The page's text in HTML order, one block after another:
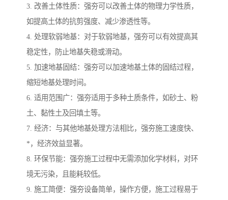
3. 改善土体性质：强夯可以改善土体的物理力学性质，
如提高土体的抗剪强度、减少渗透性等。
4. 处理软弱地基：对于软弱地基，强夯可以有效提高其
稳定性，防止地基失稳或滑动。
5. 加速地基固结：强夯可以加速地基土体的固结过程，
缩短地基处理时间。
6. 适用范围广：强夯适用于多种土质条件，如砂土、粉
土、黏性土及回填土等。
7. 经济：与其他地基处理方法相比，强夯施工速度快、
*，经济效益显著。
8. 环保节能：强夯施工过程中无需添加化学材料，对环
境无污染，且能耗较低。
9. 施工简便：强夯设备简单，操作方便，施工过程易于